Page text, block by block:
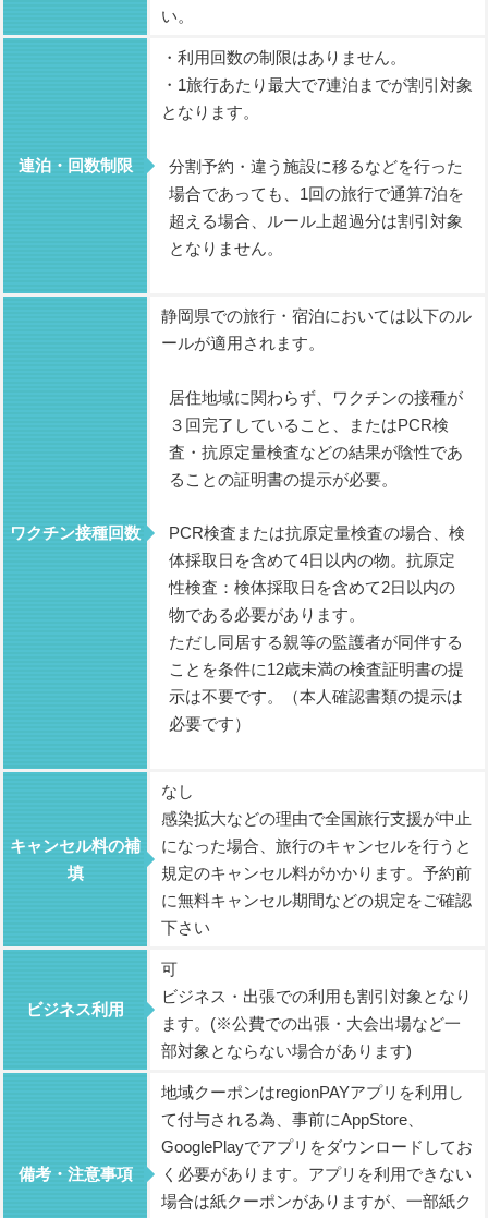
い。
連泊・回数制限
・利用回数の制限はありません。
・1旅行あたり最大で7連泊までが割引対象
となります。
分割予約・違う施設に移るなどを行った
場合であっても、1回の旅行で通算7泊を
超える場合、ルール上超過分は割引対象
となりません。
ワクチン接種回数
静岡県での旅行・宿泊においては以下のル
ールが適用されます。
居住地域に関わらず、ワクチンの接種が
３回完了していること、またはPCR検
査・抗原定量検査などの結果が陰性であ
ることの証明書の提示が必要。
PCR検査または抗原定量検査の場合、検
体採取日を含めて4日以内の物。抗原定
性検査：検体採取日を含めて2日以内の
物である必要があります。
ただし同居する親等の監護者が同伴する
ことを条件に12歳未満の検査証明書の提
示は不要です。（本人確認書類の提示は
必要です）
キャンセル料の補
填
なし
感染拡大などの理由で全国旅行支援が中止
になった場合、旅行のキャンセルを行うと
規定のキャンセル料がかかります。予約前
に無料キャンセル期間などの規定をご確認
下さい
ビジネス利用
可
ビジネス・出張での利用も割引対象となり
ます。(※公費での出張・大会出場など一
部対象とならない場合があります)
備考・注意事項
地域クーポンはregionPAYアプリを利用し
て付与される為、事前にAppStore、
GooglePlayでアプリをダウンロードしてお
く必要があります。アプリを利用できない
場合は紙クーポンがありますが、一部紙ク